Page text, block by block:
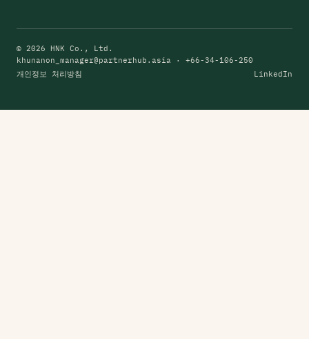
© 2026 HNK Co., Ltd.
khunanon_manager@partnerhub.asia · +66-34-106-250
개인정보 처리방침
LinkedIn